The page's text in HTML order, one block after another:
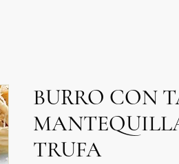
BURRO CON
TRUFA